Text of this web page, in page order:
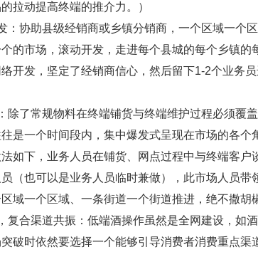
拉动提高终端的推介力。）
协助县级经销商或乡镇分销商，一个区域一个
的市场，滚动开发，走进每个县城的每个乡镇的
开发，坚定了经销商信心，然后留下1-2个业务
了常规物料在终端铺货与终端维护过程必须覆盖
是一个时间段内，集中爆发式呈现在市场的各个
如下，业务人员在铺货、网点过程中与终端客户
（也可以是业务人员临时兼做），此市场人员带
域一个区域、一条街道一个街道推进，绝不撒胡
合渠道共振：低端酒操作虽然是全网建设，如
破时依然要选择一个能够引导消费者消费重点渠